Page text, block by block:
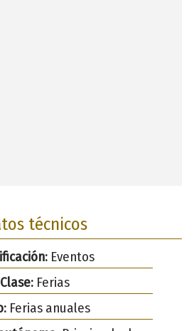
técnicos
Eventos
Clase: Ferias
Ferias anuales